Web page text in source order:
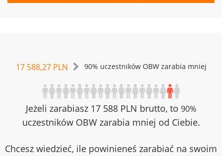
17 588,27 PLN 90% uczestników OBW zarabia mniej
Jeżeli zarabiasz 17 588 PLN brutto, to 90%
uczestników OBW zarabia mniej od Ciebie.
Chcesz wiedzieć, ile powinieneś zarabiać na swoim